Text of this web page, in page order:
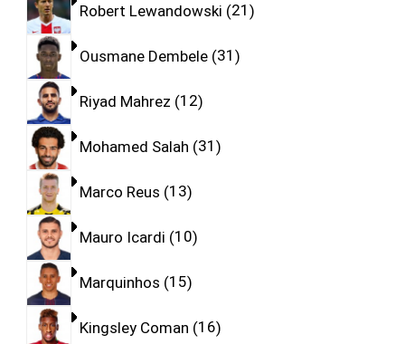
Robert Lewandowski 21
Ousmane Dembele 31
Riyad Mahrez 12
Mohamed Salah 31
Marco Reus 13
Mauro Icardi 10
Marquinhos 15
Kingsley Coman 16